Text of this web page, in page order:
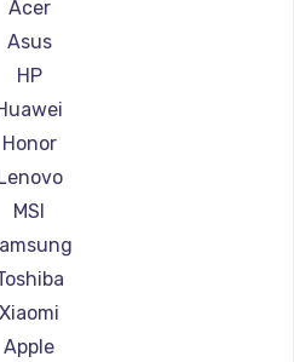
Aorus
Maibenben
Getac
Epson
Philips
LG
Panasonic
Irbis
Thunderobot
Hasee
Acer
Asus
HP
Honor
MSI
Xiaomi
Apple